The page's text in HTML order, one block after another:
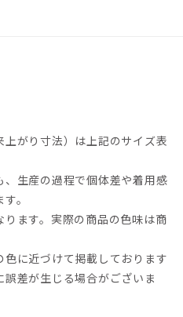
がり寸法）は上記のサイズ表
生産の過程で個体差や着用感
。
ます。実際の商品の色味は商
に近づけて掲載しております
差が生じる場合がございま